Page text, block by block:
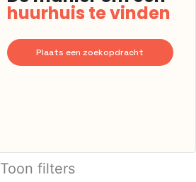
huurhuis te vinden
Plaats een zoekopdracht
Toon filters